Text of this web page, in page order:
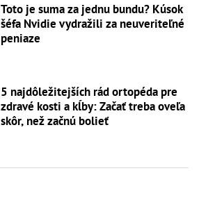
Toto je suma za jednu bundu? Kúsok
šéfa Nvidie vydražili za neuveriteľné
peniaze
5 najdôležitejších rád ortopéda pre
zdravé kosti a kĺby: Začať treba oveľa
skôr, než začnú bolieť